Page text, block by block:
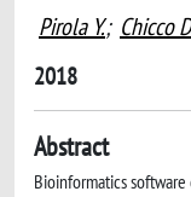
Pirola Y.; Chicco
2018
Abstract
Bioinformatics